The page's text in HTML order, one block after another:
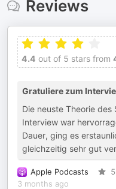
Reviews
4.4 out of 5 stars from
Gratuliere zum
Die neuste Theorie
Interview war
Dauer, ging es
gleichzeitig sehr gut
Apple Podcasts 5
3 months ago